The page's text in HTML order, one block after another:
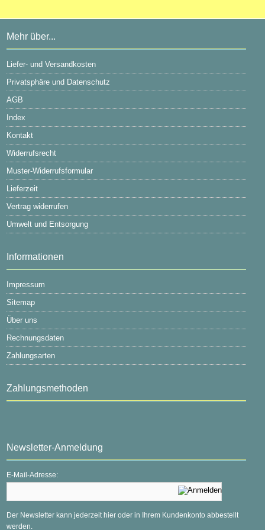
Mehr über...
Liefer- und Versandkosten
Privatsphäre und Datenschutz
AGB
Index
Kontakt
Widerrufsrecht
Muster-Widerrufsformular
Lieferzeit
Vertrag widerrufen
Umwelt und Entsorgung
Informationen
Impressum
Sitemap
Über uns
Rechnungsdaten
Zahlungsarten
Zahlungsmethoden
Newsletter-Anmeldung
E-Mail-Adresse:
Der Newsletter kann jederzeit hier oder in Ihrem Kundenkonto abbestellt
werden.